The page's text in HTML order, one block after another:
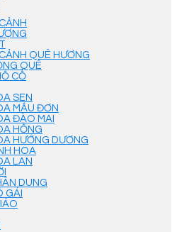
QUÊ HƯƠNG
QUÊ
CỔ
SEN
MẪU ĐƠN
ĐÀO MAI
HỒNG
HƯỚNG DƯƠNG
HOA
LAN
DUNG
GÁI